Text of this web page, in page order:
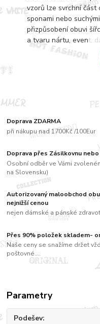
Doprava ZDARMA
při nákupu nad 1700Kč /100Eur
Doprava přes Zásilkovnu nebo
Osobní odběr ve Vámi
na Slovensku)
Autorizovaný maloobchod
nejnižší cenou
nejen dámské a pánské
Přes 90% položek skladem-
Naše ceny se snažíme držet
poštovné....
vzorů lze svrchní část
sponami nebo
přizpůsobení obuvi
a tvaru nártu, event.
Parametry
Podešev